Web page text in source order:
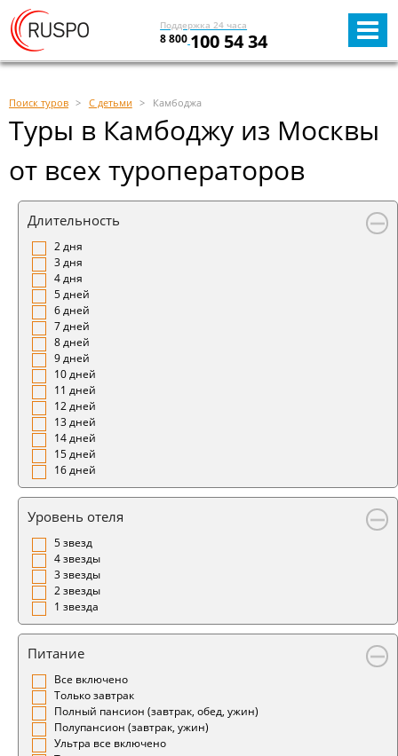
Поддержка 24 часа
8 800 100 54 34
Поиск туров С детьми Камбоджа
Туры в Камбоджу из Москвы
от всех туроператоров
Длительность
2 дня
3 дня
4 дня
5 дней
6 дней
7 дней
8 дней
9 дней
10 дней
11 дней
12 дней
13 дней
14 дней
15 дней
16 дней
Уровень отеля
5 звезд
4 звезды
3 звезды
2 звезды
1 звезда
Питание
Все включено
Только завтрак
Полный пансион (завтрак, обед, ужин)
Полупансион (завтрак, ужин)
Ультра все включено